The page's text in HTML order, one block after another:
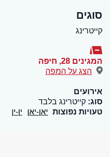
סוגים
קייטרינג
המגינים 28 , חיפה
הצג על המפה
אירועים
סוג: קייטרינג בלבד
טעויות נפוצות יאן-יאן ין-ין